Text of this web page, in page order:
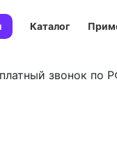
Каталог
звонок по